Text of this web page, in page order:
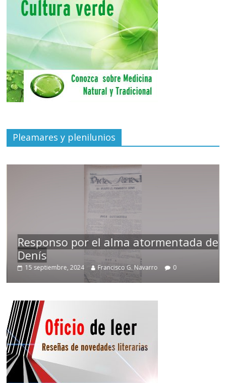
Pleamares y plenilunios
Responso por el alma atormentada de
Denís
15 septiembre, 2024 Francisco G. Navarro 0